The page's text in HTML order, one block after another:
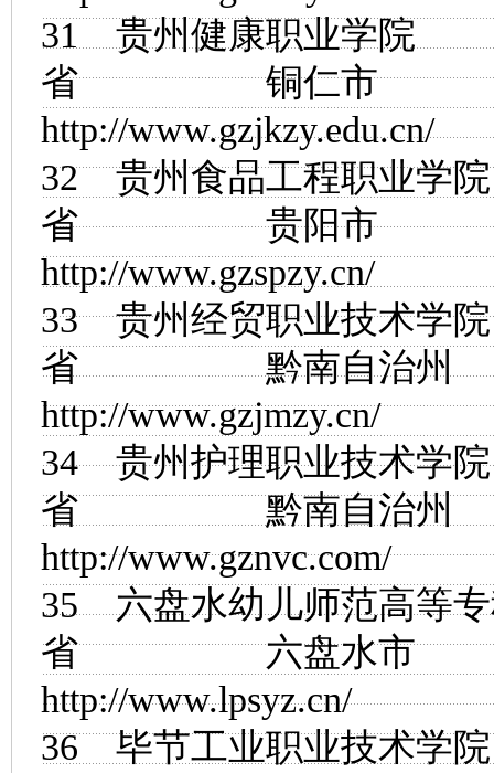
31 贵州健康职业学院
省 铜仁
http://www.gzjkzy.edu.cn/
32贵州食品工程职业学院
省 贵阳
http://www.gzspzy.cn/
33贵州经贸职业技术学院
省 黔南自
http://www.gzjmzy.cn/
34贵州护理职业技术学院
省 黔南自
http://www.gznvc.com/
35六盘水幼儿师范高等
省 六盘水
http://www.lpsyz.cn/
36毕节工业职业技术学院